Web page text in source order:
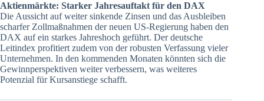
Aktienmärkte: Starker Jahresauftakt für den DAX
Die Aussicht auf weiter sinkende Zinsen und das Ausbleiben
scharfer Zollmaßnahmen der neuen US-Regierung haben den
DAX auf ein starkes Jahreshoch geführt. Der deutsche
Leitindex profitiert zudem von der robusten Verfassung vieler
Unternehmen. In den kommenden Monaten könnten sich die
Gewinnperspektiven weiter verbessern, was weiteres
Potenzial für Kursanstiege schafft.